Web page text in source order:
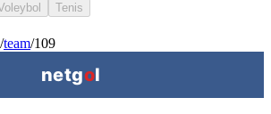
Tenis
/team/109
netgol